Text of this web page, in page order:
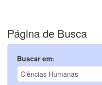
Página de Busca
Buscar em: